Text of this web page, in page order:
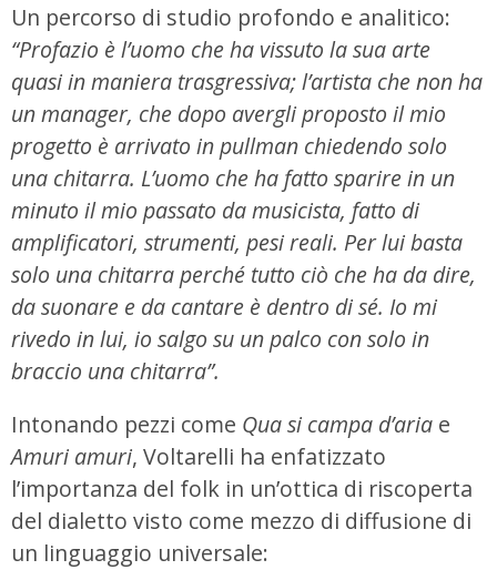
Un percorso di studio profondo e analitico:
“Profazio è l’uomo che ha vissuto la sua arte
quasi in maniera trasgressiva; l’artista che non ha
un manager, che dopo avergli proposto il mio
progetto è arrivato in pullman chiedendo solo
una chitarra. L’uomo che ha fatto sparire in un
minuto il mio passato da musicista, fatto di
amplificatori, strumenti, pesi reali. Per lui basta
solo una chitarra perché tutto ciò che ha da dire,
da suonare e da cantare è dentro di sé. Io mi
rivedo in lui, io salgo su un palco con solo in
braccio una chitarra”.
Intonando pezzi come Qua si campa d’aria e
Amuri amuri, Voltarelli ha enfatizzato
l’importanza del folk in un’ottica di riscoperta
del dialetto visto come mezzo di diffusione di
un linguaggio universale: